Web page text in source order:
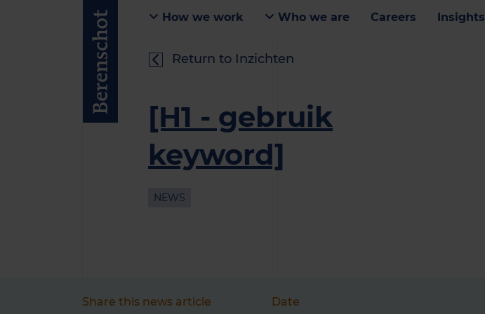
How we work Who we are Careers Insights
Return to Inzichten
[H1 - gebruik
keyword]
NEWS
Share this news article
Date